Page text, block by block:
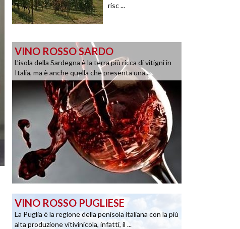
risc ...
VINO ROSSO SARDO
L’isola della Sardegna è la terra più ricca di vitigni in
Italia, ma è anche quella che presenta una...
VINO ROSSO PUGLIESE
La Puglia è la regione della penisola italiana con la più
alta produzione vitivinicola, infatti, il ...